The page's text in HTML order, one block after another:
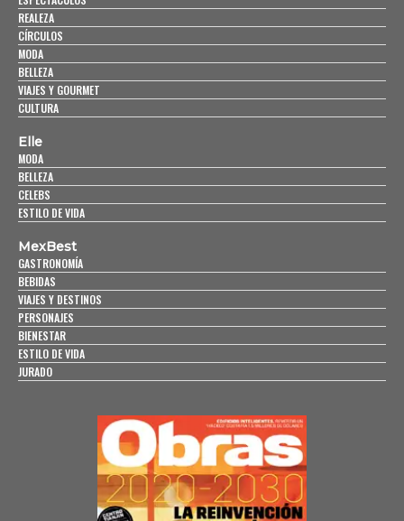
REALEZA
CÍRCULOS
MODA
BELLEZA
VIAJES Y GOURMET
CULTURA
Elle
MODA
BELLEZA
CELEBS
ESTILO DE VIDA
MexBest
GASTRONOMÍA
BEBIDAS
VIAJES Y DESTINOS
PERSONAJES
BIENESTAR
ESTILO DE VIDA
JURADO